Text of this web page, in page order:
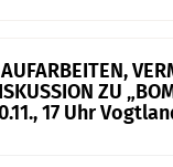
ZU
17 Uhr